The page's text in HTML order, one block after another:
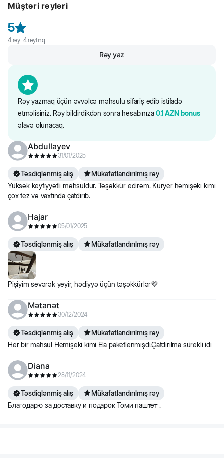
sağlamlığını dəstəkləyən xüsusi bir qarışıq vardır.
mənşəli yağ, amin turşuları, dadverici yem əlavəsi, maya,
Zülallar: 41%, yağlar: 12%, xam kül: 7,5%, xam lif: 4,0%.
Müştəri rəyləri
5
4rəy ·4reytinq
Rəy yazmaq üçün əvvəlcə məhsulu sifariş edib istifadə
etməlisiniz. Rəy bildirdikdən sonra hesabınıza0.1 AZN bonus
əlavə olunacaq.
Rəy yaz
Abdullayev
31/01/2025
Təsdiqlənmiş alış
Mükafatlandırılmış rəy
Yüksək keyfiyyətli məhsuldur. Təşəkkür edirəm. Kuryer həmişəki kimi
çox tez və vaxtında çatdırıb.
Hajar
05/01/2025
Təsdiqlənmiş alış Mükafatlandırılmış rəy
Pişiyim sevərək yeyir, hədiyyə üçün təşəkkürlər💜
Mətanət
30/12/2024
Təsdiqlənmiş alış
Mükafatlandırılmış rəy
Her bir mahsul Hemişeki kimi Ela paketlenmişdi.Çatdırılma sürekli idi
Diana
28/11/2024
Təsdiqlənmiş alış
Mükafatlandırılmış rəy
Благодарю за доставку и подарок Томи паштет .